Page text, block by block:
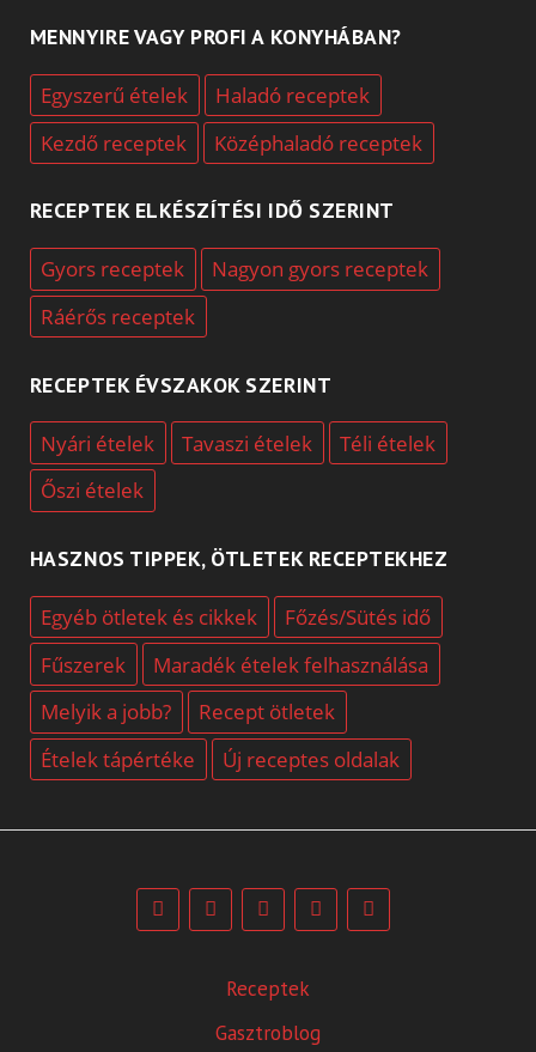
MENNYIRE VAGY PROFI A KONYHÁBAN?
Egyszerű ételek
Haladó receptek
Kezdő receptek
Középhaladó receptek
RECEPTEK ELKÉSZÍTÉSI IDŐ SZERINT
Gyors receptek
Nagyon gyors receptek
Ráérős receptek
RECEPTEK ÉVSZAKOK SZERINT
Nyári ételek Tavaszi ételek
Téli ételek
Őszi ételek
HASZNOS TIPPEK, ÖTLETEK RECEPTEKHEZ
Egyéb ötletek és cikkek
Főzés/Sütés idő
Fűszerek
Maradék ételek felhasználása
Melyik a jobb?
Recept ötletek
Ételek tápértéke
Új receptes oldalak
Receptek
Gasztroblog